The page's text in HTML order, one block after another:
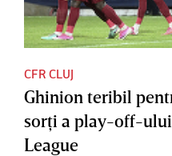
CFR CLUJ
Ghinion teribil
sorţi a play-off-
League